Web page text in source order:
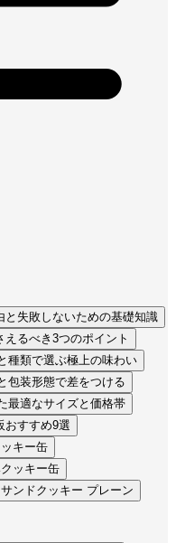
失敗しないための基礎知識
るべき3つのポイント
種類で選ぶ極上の味わい
包装形態で差をつける
最適なサイズと価格帯
おすすめ9選
キー缶
ッキー缶
ンドクッキー プレーン